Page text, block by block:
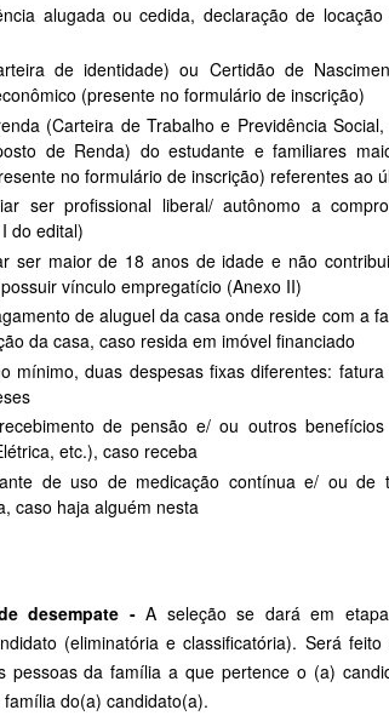
alugada ou cedida, declaração de
de identidade) ou Certidão de
(presente no formulário de inscrição)
(Carteira de Trabalho e Previdência
de Renda) do estudante e familiares
no formulário de inscrição) referentes ao
ser profissional liberal/ autônomo a
do edital)
ser maior de 18 anos de idade e não
vínculo empregatício (Anexo II)
de aluguel da casa onde reside com a
da casa, caso resida em imóvel financiado
mínimo, duas despesas fixas diferentes:
de pensão e/ ou outros
etc.), caso receba
de uso de medicação contínua e/ ou
caso haja alguém nesta
desempate -A seleção se dará em
(eliminatória e classificatória). Será
pessoas da família a que pertence o (a)
do(a) candidato(a).